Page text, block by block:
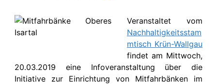
Veranstaltet vom
Nachhaltigkeitsstam
mtisch Krün-Wallgau
findet am Mittwoch,
20.03.2019 eine Infoveranstaltung über die
Initiative zur Einrichtung von Mitfahrbänken im